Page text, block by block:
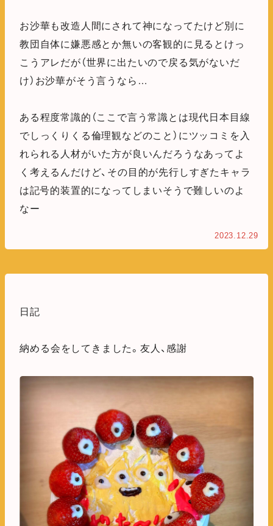
お沙華も改造人間にされて神になってたけど別に
教団自体に嫌悪感とか無いの客観的に見るとけっ
こうアレだが（世界に出たいので戻る気がないだ
け）お沙華がそう言うなら…
ある程度常識的（ここで言う常識とは現代日本目線
でしっくりくる倫理観などのこと）にツッコミを入
れられる人材がいた方が良いんだろうなあってよ
く考えるんだけど、その目的が先行しすぎたキャラ
は記号的装置的になってしまいそうで難しいのよ
なー
2023.12.29
日記
納める会をしてきました。友人、感謝